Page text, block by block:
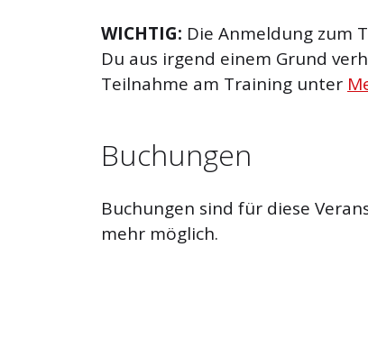
WICHTIG: Die Anmeldung zum
Du aus irgend einem Grund
Teilnahme am Training unter
Buchungen
Buchungen sind für diese
mehr möglich.